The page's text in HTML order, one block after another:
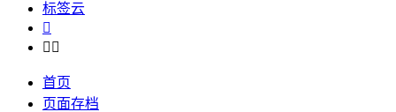
标签云

 
首页
页面存档